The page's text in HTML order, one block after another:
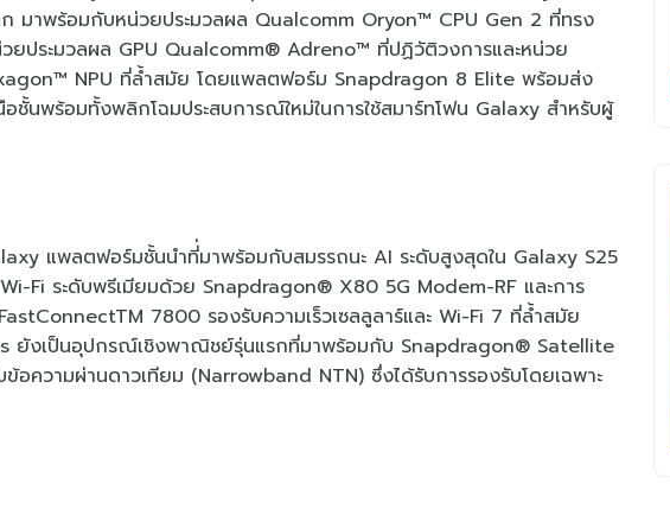
ก มาพร้อมกับหน่วยประมวลผล Qualcomm Oryon™ CPU Gen 2 ที่ทรง
วยประมวลผล GPU Qualcomm® Adreno™ ที่ปฏิวัติวงการและหน่วย
NPU ที่ล้ำสมัย โดยแพลตฟอร์ม Snapdragon 8 Elite พร้อมส่ง
ชั้นพร้อมทั้งพลิกโฉมประสบการณ์ใหม่ในการใช้สมาร์ทโฟน Galaxy สำหรับผู้
แพลตฟอร์มชั้นนำที่่มาพร้อมกับสมรรถนะ AI ระดับสูงสุดใน Galaxy S25
Fi ระดับพรีเมียมด้วย Snapdragon® X80 5G Modem-RF และการ
7800 รองรับความเร็วเซลลูลาร์และ Wi-Fi 7 ที่ล้ำสมัย
ยังเป็นอุปกรณ์เชิงพาณิชย์รุ่นแรกที่มาพร้อมกับ Snapdragon® Satellite
ข้อความผ่านดาวเทียม (Narrowband NTN) ซึ่งได้รับการรองรับโดยเฉพาะ